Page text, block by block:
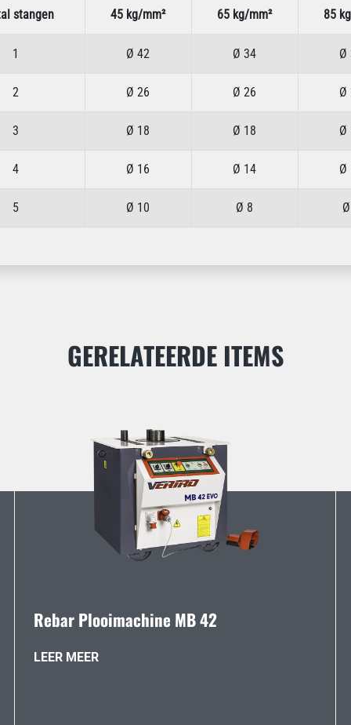
stangen 45 kg/mm² 65 kg/mm² 85
1 Ø 42 Ø 34 Ø
2 Ø 26 Ø 26 Ø
3 Ø 18 Ø 18 Ø
4 Ø 16 Ø 14 Ø
5 Ø 10 Ø 8
GERELATEERDE ITEMS
Rebar Plooimachine MB 42
LEER MEER